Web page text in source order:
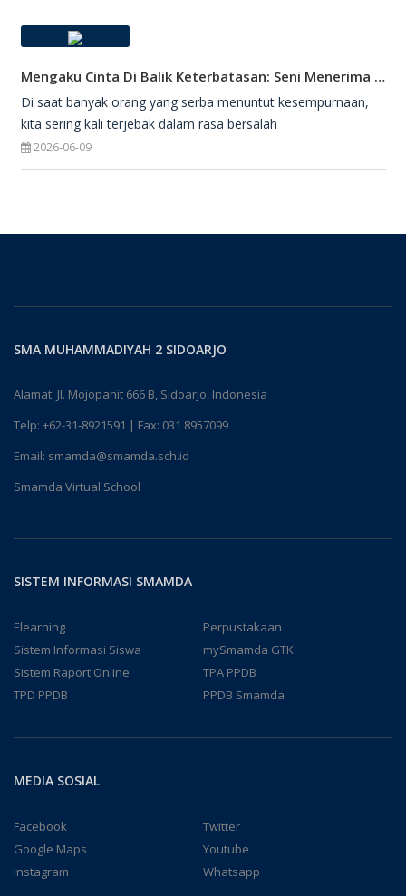
Mengaku Cinta Di Balik Keterbatasan: Seni Menerima Diri Di Hadapan Ilahi
Di saat banyak orang yang serba menuntut kesempurnaan,
kita sering kali terjebak dalam rasa bersalah
2026-06-09
SMA MUHAMMADIYAH 2 SIDOARJO
Alamat: Jl. Mojopahit 666 B, Sidoarjo, Indonesia
Telp: +62-31-8921591 | Fax: 031 8957099
Email: smamda@smamda.sch.id
Smamda Virtual School
SISTEM INFORMASI SMAMDA
Elearning
Perpustakaan
Sistem Informasi Siswa
mySmamda GTK
Sistem Raport Online
TPA PPDB
TPD PPDB
PPDB Smamda
MEDIA SOSIAL
Facebook
Twitter
Google Maps
Youtube
Instagram
Whatsapp